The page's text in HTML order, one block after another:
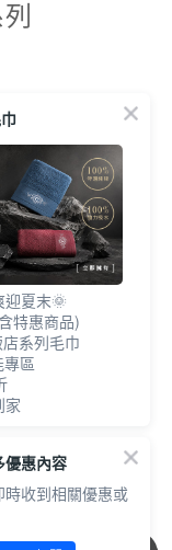
至親膚
乾又易洗
迎夏末🌞
特惠商品)
系列毛巾
區
家
優惠內容
收到相關優惠或